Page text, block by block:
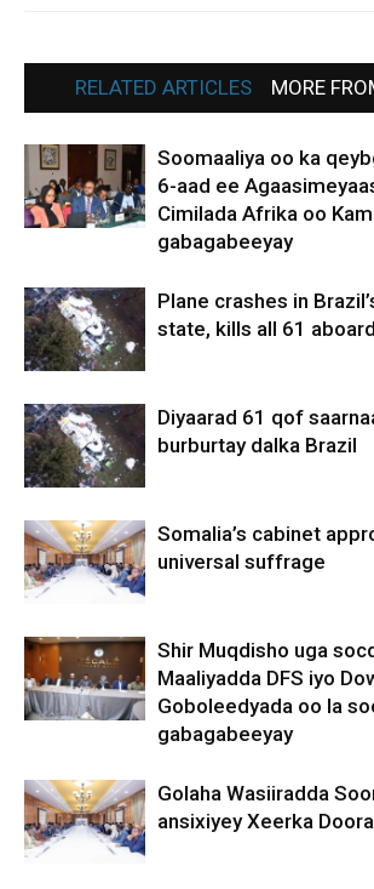
RELATED ARTICLES MORE
Soomaaliya oo ka
6-aad ee
Cimilada Afrika oo
gabagabeeyay
Plane crashes in
state, kills all 61
Diyaarad 61 qof
burburtay dalka Brazil
Somalia’s cabinet
universal suffrage
Shir Muqdisho uga
Maaliyadda DFS iyo
Goboleedyada oo la
gabagabeeyay
Golaha Wasiiradda
ansixiyey Xeerka